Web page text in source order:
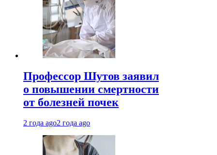
Профессор Шутов заявил
о повышении смертности
от болезней почек
2 года ago2 года ago